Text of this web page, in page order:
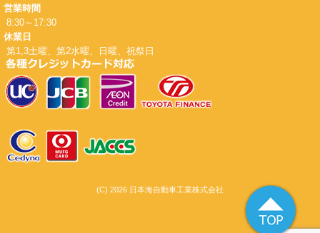
営業時間
8:30～17:30
休業日
第1,3土曜、第2水曜、日曜、祝祭日
(C) 2026 日本海自動車工業株式会社